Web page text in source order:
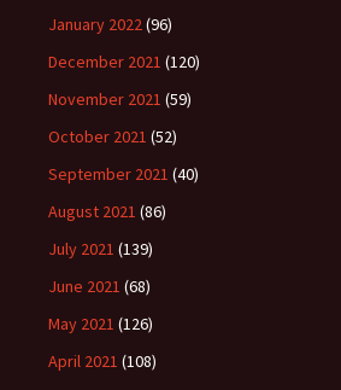
January 2022(96)
December 2021 (120)
November 2021 (59)
October 2021 (52)
September 2021 (40)
August 2021 (86)
July 2021 (139)
June 2021 (68)
May 2021 (126)
April 2021 (108)